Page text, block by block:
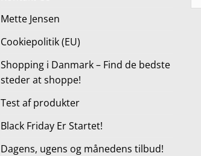
Mette Jensen
Cookiepolitik (EU)
Shopping i Danmark – Find de bedste
steder at shoppe!
Test af produkter
Black Friday Er Startet!
Dagens, ugens og månedens tilbud!